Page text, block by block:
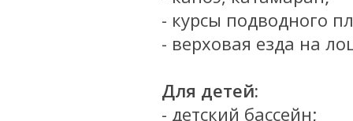
- курсы подводного
- верховая езда на
Для детей:
- детский бассейн;